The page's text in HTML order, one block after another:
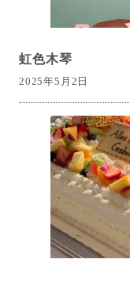
虹色木琴
2025年5月2日